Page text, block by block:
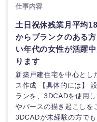
仕事内容
土日祝休残業月平均
からブランクのある
い年代の女性が活躍
ります
新築戸建住宅を中心とし
ス作成 【具体的には】
ランを、3DCADを使用
やパースの描き起こしを
3DCADが未経験の方で